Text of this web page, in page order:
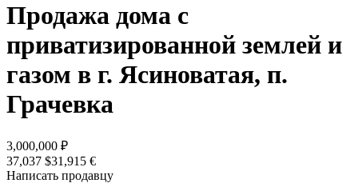
Продажа дома с
приватизированной землей и
газом в г. Ясиноватая, п.
Грачевка
3,000,000 ₽
37,037 $31,915 €
Написать продавцу